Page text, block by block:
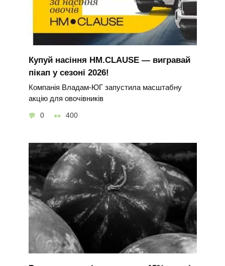
Купуй насіння HM.CLAUSE — вигравай
пікап у сезоні 2026!
Компанія Владам-ЮГ запустила масштабну
акцію для овочівників
0 400